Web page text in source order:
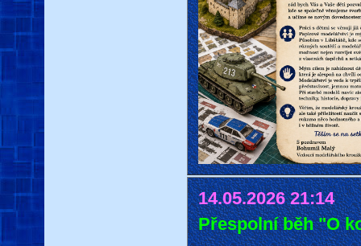
14.05.2026 21:14
Přespolní běh "O